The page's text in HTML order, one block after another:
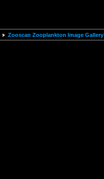
Zooscan Zooplankton Image Gallery